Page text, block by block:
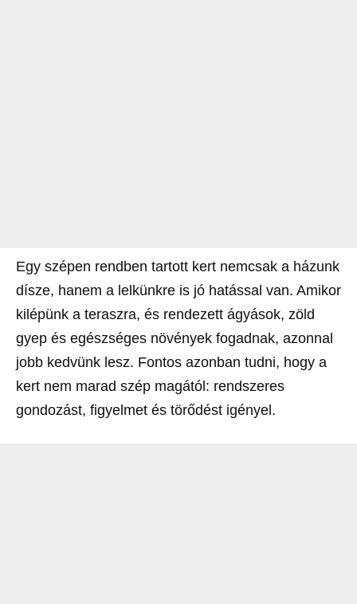
Egy szépen rendben tartott kert nemcsak a házunk
dísze, hanem a lelkünkre is jó hatással van. Amikor
kilépünk a teraszra, és rendezett ágyások, zöld
gyep és egészséges növények fogadnak, azonnal
jobb kedvünk lesz. Fontos azonban tudni, hogy a
kert nem marad szép magától: rendszeres
gondozást, figyelmet és törődést igényel.